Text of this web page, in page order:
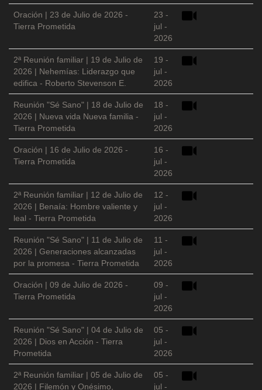
Oración | 23 de Julio de 2026 -
Tierra Prometida
23 -
jul -
2026
2ª Reunión familiar | 19 de Julio de
2026 | Nehemías: Liderazgo que
edifica - Roberto Stevenson E.
19 -
jul -
2026
Reunión "Sé Sano" | 18 de Julio de
2026 | Nueva vida Nueva familia -
Tierra Prometida
18 -
jul -
2026
Oración | 16 de Julio de 2026 -
Tierra Prometida
16 -
jul -
2026
2ª Reunión familiar | 12 de Julio de
2026 | Benaía: Hombre valiente y
leal - Tierra Prometida
12 -
jul -
2026
Reunión "Sé Sano" | 11 de Julio de
2026 | Generaciones alcanzadas
por la promesa - Tierra Prometida
11 -
jul -
2026
Oración | 09 de Julio de 2026 -
Tierra Prometida
09 -
jul -
2026
Reunión "Sé Sano" | 04 de Julio de
2026 | Dios en Acción - Tierra
Prometida
05 -
jul -
2026
2ª Reunión familiar | 05 de Julio de
2026 | Filemón y Onésimo,
05 -
jul -